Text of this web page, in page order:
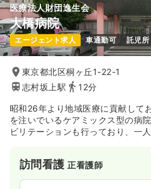
医療法人財団逸生会
大橋病院
エージェント求人 車通勤可 託児所
東京都北区桐ヶ丘1-22-1
志村坂上駅
12分
昭和26年より地域医療に貢献して
を注いでいるケアミックス型の病
ビリテーションも行っており、一
訪問看護正看護師